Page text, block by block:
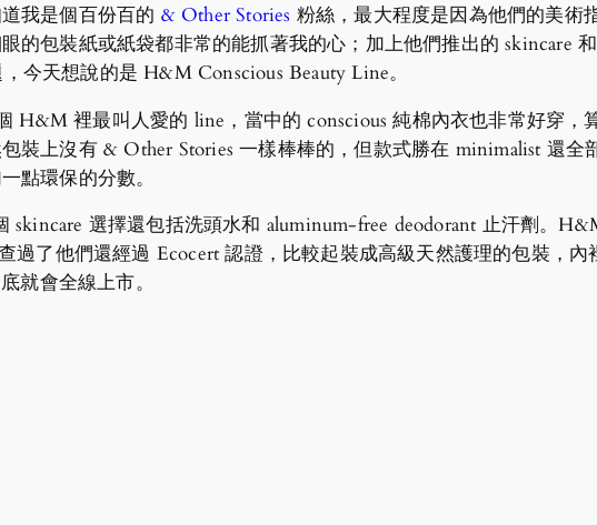
我是個百份百的 & Other Stories 粉絲，最大程度是因為他們的美術
的包裝紙或紙袋都非常的能抓著我的心；加上他們推出的 skincare
今天想說的是 H&M Conscious Beauty Line。
H&M 裡最叫人愛的 line，當中的 conscious 純棉內衣也非常好穿，
裝上沒有 & Other Stories 一樣棒棒的，但款式勝在 minimalist 還全
點環保的分數。
skincare 選擇還包括洗頭水和 aluminum-free deodorant 止汗劑。
過了他們還經過 Ecocert 認證，比較起裝成高級天然護理的包裝，
就會全線上市。